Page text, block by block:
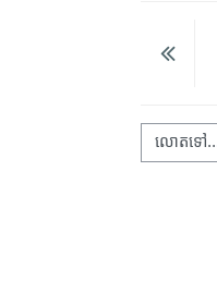
លោតទៅ...